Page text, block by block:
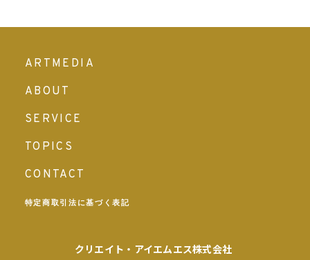
ARTMEDIA
ABOUT
SERVICE
TOPICS
CONTACT
特定商取引法に基づく表記
クリエイト・アイエムエス株式会社